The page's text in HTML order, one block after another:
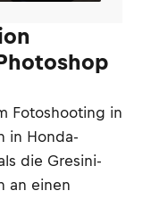
Fotoshooting in
in Honda-
die Gresini-
an einen